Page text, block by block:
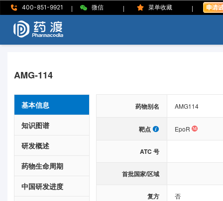
400-851-9921 | 微信 | 菜单收藏 |
AMG-114
基本信息
知识图谱
研发概述
药物生命周期
中国研发进度
药物别名 AMG114
靶点 EpoR
ATC 号
首批国家/区域
复方 否